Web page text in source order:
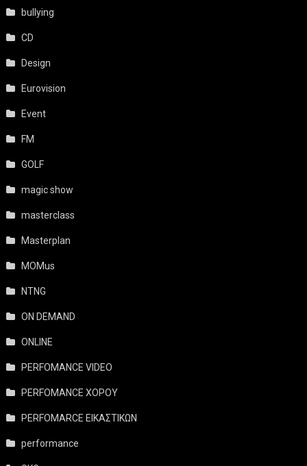
bullying
CD
Design
Eurovision
Event
FM
GOLF
magic show
masterclass
Masterplan
MOMus
NTNG
ON DEMAND
ONLINE
PERFOMANCE VIDEO
PERFOMANCE ΧΟΡΟΥ
PERFOMARCE ΕΙΚΑΣΤΙΚΩΝ
performance